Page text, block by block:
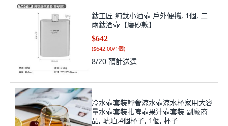
鈦工匠 純鈦小酒壺 戶外便攜, 1個, 二
兩鈦酒壺【磨砂款】
$642
($642.00/1個)
8/20 預計送達
冷水壺套裝輕奢涼水壺涼水杯家用大容
量水壺套裝扎啤壺果汁壺套裝 副廠商
品, 琥珀,4個杯子, 1個, 杯子